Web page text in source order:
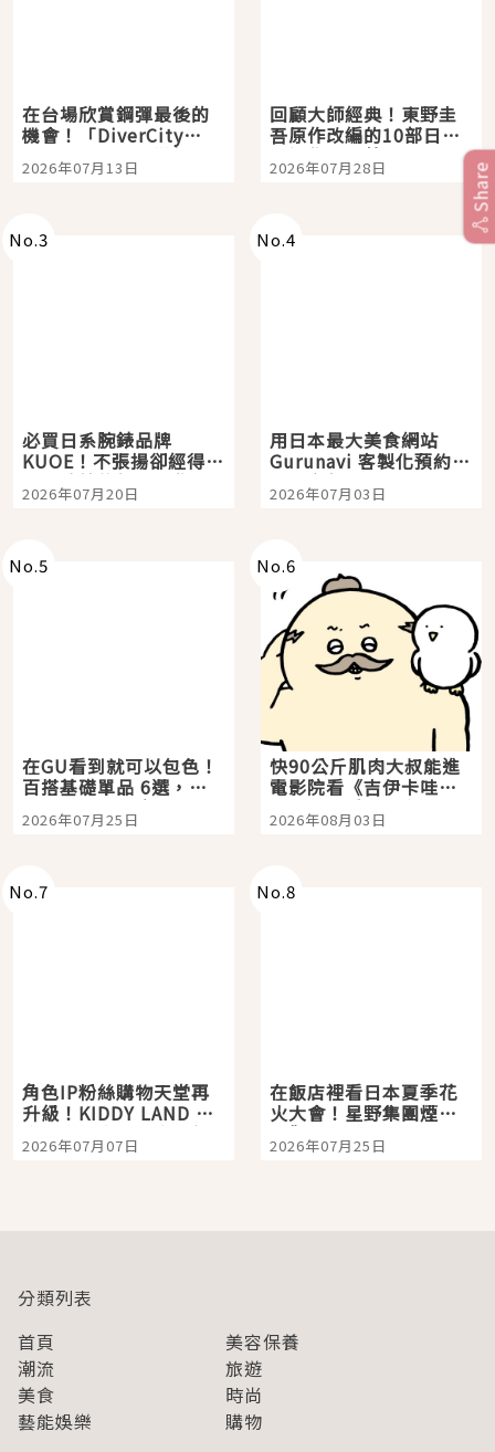
在台場欣賞鋼彈最後的
機會！「DiverCity
Tokyo Plaza」搭船、
購物、美食及夜景，一
2026年07月13日
回顧大師經典！東野圭
吾原作改編的10部日本
影視作品推薦
2026年07月28日
No.3
必買日系腕錶品牌
KUOE！不張揚卻經得起
時間洗鍊的經典之作五
選
2026年07月20日
No.4
用日本最大美食網站
Gurunavi 客製化預約九
大都市餐廳，打造專屬
美食體驗！
2026年07月03日
No.5
在GU看到就可以包色！
百搭基礎單品 6選，閉
眼全收也不心疼
2026年07月25日
No.6
快90公斤肌肉大叔能進
電影院看《吉伊卡哇》
嗎？日本重金屬樂團
「打首」會長與nagano
2026年08月03日
No.7
角色IP粉絲購物天堂再
升級！KIDDY LAND 原
宿店吉伊卡哇迎客，新
開幕 OMOKADO 店3分
2026年07月07日
No.8
在飯店裡看日本夏季花
火大會！星野集團煙火
景觀飯店6選，讓你不用
人擠人悠閒欣賞
2026年07月25日
Share
分類列表
首頁
美容保養
潮流
旅遊
美食
時尚
藝能娛樂
購物